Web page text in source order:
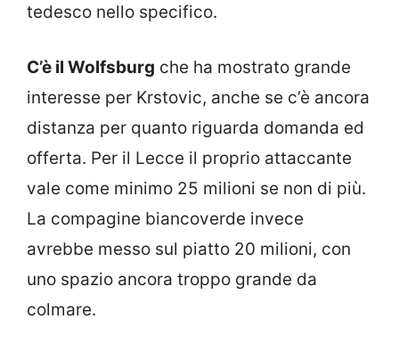
tedesco nello specifico.
C’è il Wolfsburg che ha mostrato grande
interesse per Krstovic, anche se c’è ancora
distanza per quanto riguarda domanda ed
offerta. Per il Lecce il proprio attaccante
vale come minimo 25 milioni se non di più.
La compagine biancoverde invece
avrebbe messo sul piatto 20 milioni, con
uno spazio ancora troppo grande da
colmare.